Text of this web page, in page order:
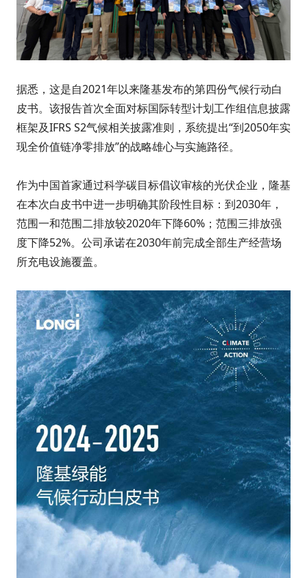
据悉，这是自2021年以来隆基发布的第四份气候行动白
皮书。该报告首次全面对标国际转型计划工作组信息披露
框架及IFRS S2气候相关披露准则，系统提出“到2050年实
现全价值链净零排放”的战略雄心与实施路径。
作为中国首家通过科学碳目标倡议审核的光伏企业，隆基
在本次白皮书中进一步明确其阶段性目标：到2030年，
范围一和范围二排放较2020年下降60%；范围三排放强
度下降52%。公司承诺在2030年前完成全部生产经营场
所充电设施覆盖。